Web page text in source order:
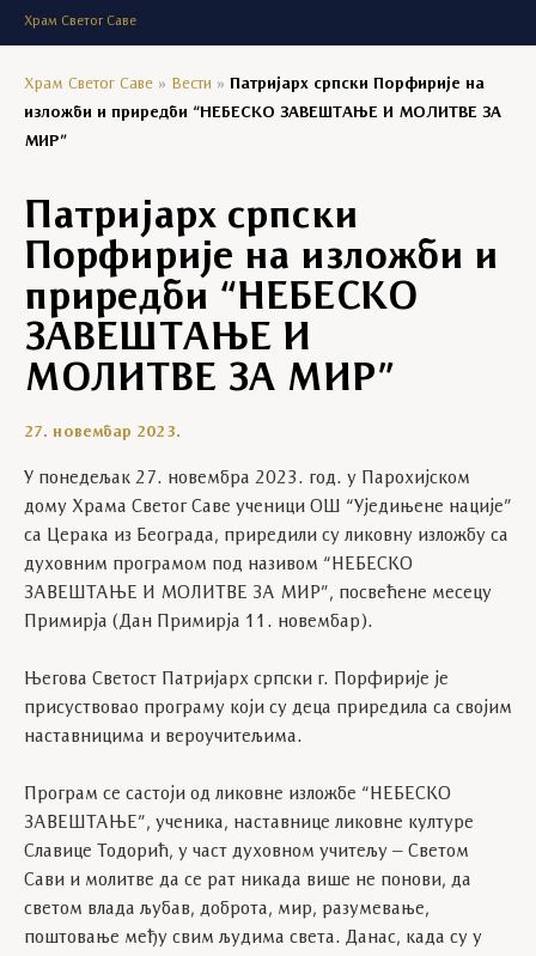
Храм Светог Саве
Храм Светог Саве » Вести » Патријарх српски Порфирије на
изложби и приредби “НЕБЕСКО ЗАВЕШТАЊЕ И МОЛИТВЕ ЗА
МИР”
Патријарх српски
Порфирије на изложби и
приредби “НЕБЕСКО
ЗАВЕШТАЊЕ И
МОЛИТВЕ ЗА МИР”
27. новембар 2023.
У понедељак 27. новембра 2023. год. у Парохијском
дому Храма Светог Саве ученици ОШ “Уједињене нације”
са Церака из Београда, приредили су ликовну изложбу са
духовним програмом под називом “НЕБЕСКО
ЗАВЕШТАЊЕ И МОЛИТВЕ ЗА МИР”, посвећене месецу
Примирја (Дан Примирја 11. новембар).
Његова Светост Патријарх српски г. Порфирије је
присуствовао програму који су деца приредила са својим
наставницима и вероучитељима.
Програм се састоји од ликовне изложбе “НЕБЕСКО
ЗАВЕШТАЊЕ”, ученика, наставнице ликовне културе
Славице Тодорић, у част духовном учитељу – Светом
Сави и молитве да се рат никада више не понови, да
светом влада љубав, доброта, мир, разумевање,
поштовање међу свим људима света. Данас, када су у